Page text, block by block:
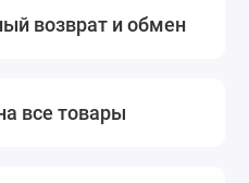
возврат и обмен
все товары